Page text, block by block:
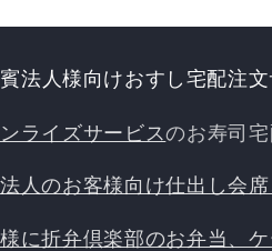
法人様向けおすし宅配注文
ライズサービスのお寿司宅
人のお客様向け仕出し会
に折弁倶楽部のお弁当、